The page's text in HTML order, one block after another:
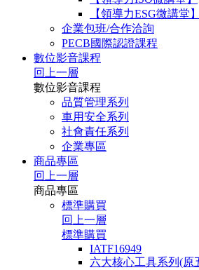
【領導力ESG微講堂】
企業包班/合作洽詢
PECB國際認證課程
數位影音課程
回上一層
數位影音課程
品質管理系列
車用安全系列
社會責任系列
企業專區
商品專區
回上一層
商品專區
標準購買
回上一層
標準購買
IATF16949
六大核心工具系列(原